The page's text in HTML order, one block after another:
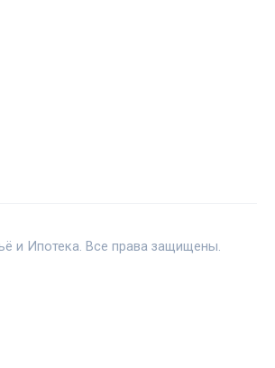
и Ипотека. Все права защищены.